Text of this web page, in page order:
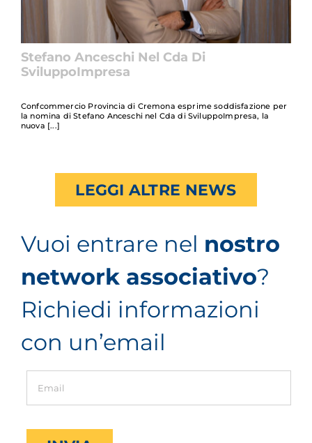
Stefano Anceschi Nel Cda Di
SviluppoImpresa
Confcommercio Provincia di Cremona esprime soddisfazione per
la nomina di Stefano Anceschi nel Cda di SviluppoImpresa, la
nuova
LEGGI ALTRE NEWS
Vuoi entrare nel nostro
network associativo?
Richiedi informazioni
con un’email